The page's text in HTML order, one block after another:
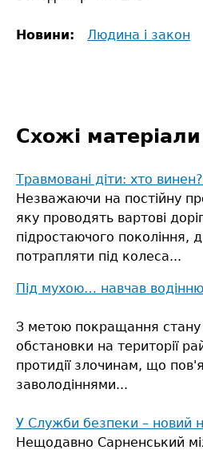
Новини: Людина і закон
Схожі матеріали
Травмовані діти: хто
Незважаючи на постійну
яку проводять вартові
підростаючого покоління,
потрапляти під колеса...
Під мухою… навчав водінню
З метою покращання стану
обстановки на території
протидії злочинам, що
заволодіннями...
У Служби безпеки – новий
Нещодавно Сарненський